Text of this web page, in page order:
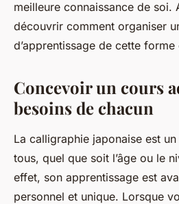
meilleure connaissance de soi.
découvrir comment organiser
d’apprentissage de cette forme
Concevoir un cours
besoins de chacun
La calligraphie japonaise est
tous, quel que soit l’âge ou le
effet, son apprentissage est
personnel et unique. Lorsque